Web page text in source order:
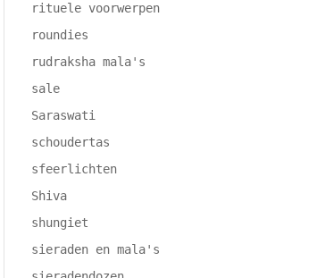
rituele voorwerpen
roundies
rudraksha mala's
sale
Saraswati
schoudertas
sfeerlichten
Shiva
shungiet
sieraden en mala's